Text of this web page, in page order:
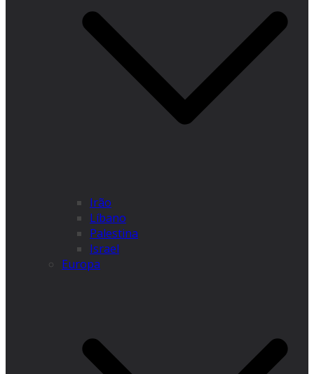
Irão
Líbano
Palestina
Israel
Europa